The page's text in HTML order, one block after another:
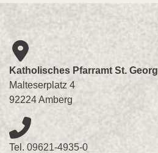
Katholisches Pfarramt St. Georg
Malteserplatz 4
92224 Amberg
Tel. 09621-4935-0